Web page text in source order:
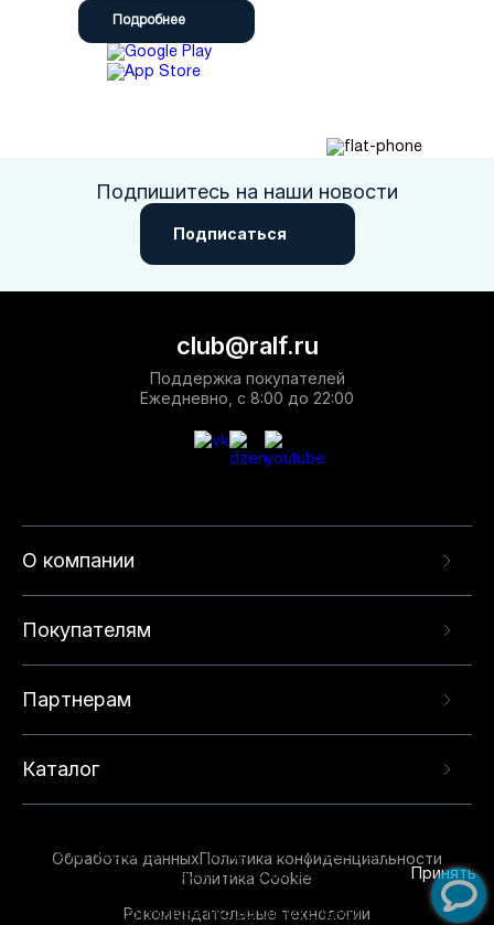
Подробнее
Подпишитесь на наши новости
Подписаться
О компании
Покупателям
Партнерам
Каталог
club@ralf.ru
Поддержка покупателей
Ежедневно, с 8:00 до 22:00
Обработка данныхПолитика конфиденциальности
Политика Cookie
Рекомендательные технологии
опыта на нашем сайте. Продолжая использовать
данный сайт, вы соглашаетесь с использованием
технологий. Для получения дополнительной
Принять